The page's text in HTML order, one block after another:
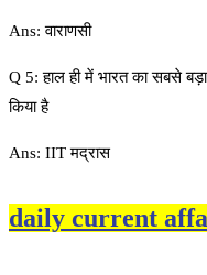
Ans: वाराणसी
Q 5: हाल ही में भारत का सबसे
किया है
Ans: IIT मद्रास
daily current